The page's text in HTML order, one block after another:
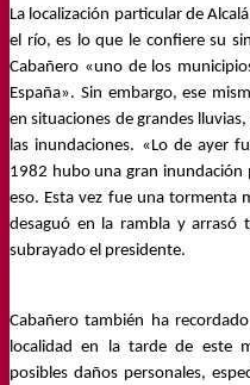
La localización particular de
el río, es lo que le confiere su
Cabañero «uno de los
España». Sin embargo, ese
en situaciones de grandes
las inundaciones. «Lo de ayer
1982 hubo una gran inundación
eso. Esta vez fue una tormenta
desaguó en la rambla y
subrayado el presidente.
Cabañero también ha
localidad en la tarde de este
posibles daños personales,